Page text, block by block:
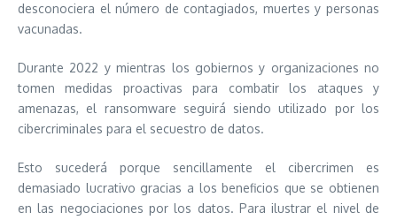
desconociera el número de contagiados, muertes y personas
vacunadas.
Durante 2022 y mientras los gobiernos y organizaciones no
tomen medidas proactivas para combatir los ataques y
amenazas, el ransomware seguirá siendo utilizado por los
cibercriminales para el secuestro de datos.
Esto sucederá porque sencillamente el cibercrimen es
demasiado lucrativo gracias a los beneficios que se obtienen
en las negociaciones por los datos. Para ilustrar el nivel de